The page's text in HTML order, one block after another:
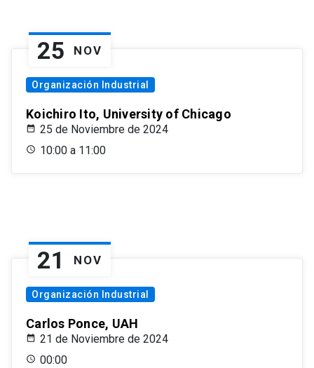
25 NOV
Organización Industrial
Koichiro Ito, University of Chicago
25 de Noviembre de 2024
10:00 a 11:00
21 NOV
Organización Industrial
Carlos Ponce, UAH
21 de Noviembre de 2024
00:00